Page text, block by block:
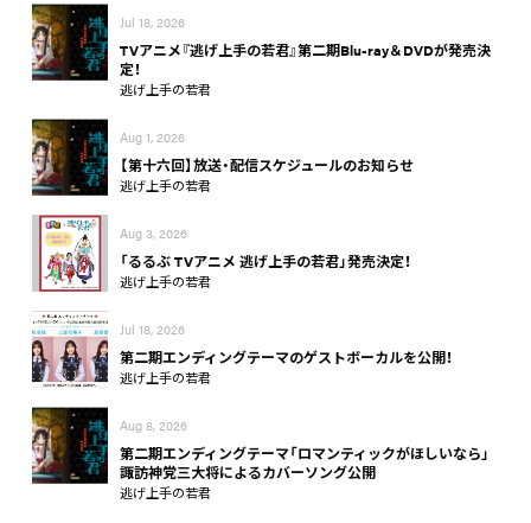
Jul 18, 2026
TVアニメ『逃げ上手の若君』第二期Blu-ray＆DVDが発売決
定！
逃げ上手の若君
Aug 1, 2026
【第十六回】放送・配信スケジュールのお知らせ
逃げ上手の若君
Aug 3, 2026
「るるぶ TVアニメ 逃げ上手の若君」発売決定！
逃げ上手の若君
Jul 18, 2026
第二期エンディングテーマのゲストボーカルを公開！
逃げ上手の若君
Aug 8, 2026
第二期エンディングテーマ「ロマンティックがほしいなら」
諏訪神党三大将によるカバーソング公開
逃げ上手の若君